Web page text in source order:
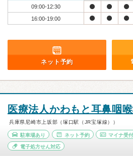
09:00-12:30
16:00-19:00
ネット予約
医療法人かわもと耳鼻咽
兵庫県尼崎市上坂部（塚口駅（JR宝塚線））
駐車場あり ネット予約 マイナ受付
電子処方せん対応